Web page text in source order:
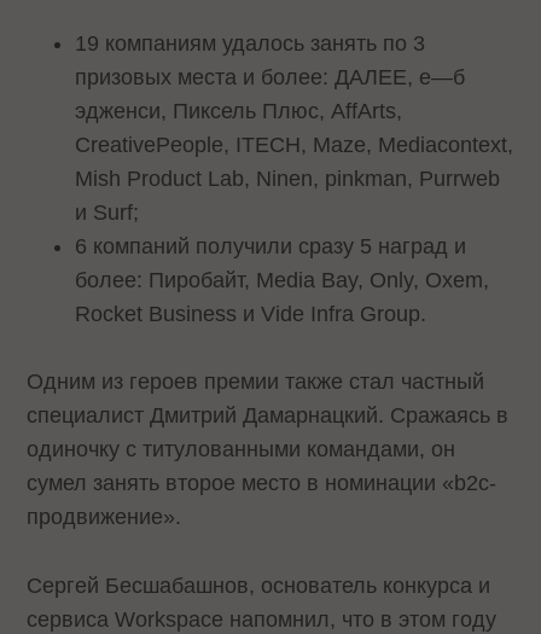
19 компаниям удалось занять по 3
призовых места и более: ДАЛЕЕ, е—б
эдженси, Пиксель Плюс, AffArts,
CreativePeople, ITECH, Maze, Mediacontext,
Mish Product Lab, Ninen, pinkman, Purrweb
и Surf;
6 компаний получили сразу 5 наград и
более: Пиробайт, Media Bay, Only, Oxem,
Rocket Business и Vide Infra Group.
Одним из героев премии также стал частный
специалист Дмитрий Дамарнацкий. Сражаясь в
одиночку с титулованными командами, он
сумел занять второе место в номинации «b2с-
продвижение».
Сергей Бесшабашнов, основатель конкурса и
сервиса Workspace напомнил, что в этом году